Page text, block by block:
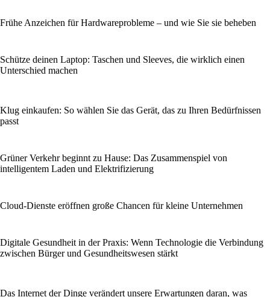
Frühe Anzeichen für Hardwareprobleme – und wie Sie sie beheben
Schütze deinen Laptop: Taschen und Sleeves, die wirklich einen
Unterschied machen
Klug einkaufen: So wählen Sie das Gerät, das zu Ihren Bedürfnissen
passt
Grüner Verkehr beginnt zu Hause: Das Zusammenspiel von
intelligentem Laden und Elektrifizierung
Cloud-Dienste eröffnen große Chancen für kleine Unternehmen
Digitale Gesundheit in der Praxis: Wenn Technologie die Verbindung
zwischen Bürger und Gesundheitswesen stärkt
Das Internet der Dinge verändert unsere Erwartungen daran, was